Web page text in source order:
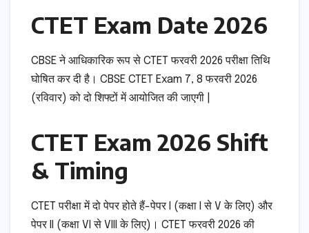
CTET Exam Date 2026
CBSE ने आधिकारिक रूप से CTET फरवरी 2026 परीक्षा तिथि
घोषित कर दी है। CBSE CTET Exam 7, 8 फरवरी 2026
(रविवार) को दो शिफ्टों में आयोजित की जाएगी |
CTET Exam 2026 Shift
& Timing
CTET परीक्षा में दो पेपर होते हैं-पेपर I (कक्षा I से V के लिए) और
पेपर II (कक्षा VI से VIII के लिए)। CTET फरवरी 2026 की